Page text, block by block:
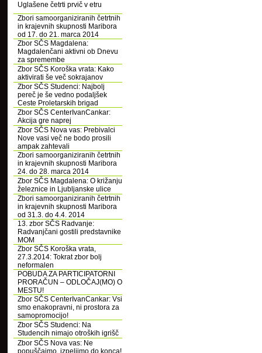
Uglašene četrti prvič v etru
Zbori samoorganiziranih četrtnih
in krajevnih skupnosti Maribora
od 17. do 21. marca 2014
Zbor SČS Magdalena:
Magdalenčani aktivni ob Dnevu
za spremembe
Zbor SČS Koroška vrata: Kako
aktivirati še več sokrajanov
Zbor SČS Studenci: Najbolj
pereč je še vedno podaljšek
Ceste Proletarskih brigad
Zbor SČS CenterIvanCankar:
Akcija gre naprej
Zbor SČS Nova vas: Prebivalci
Nove vasi več ne bodo prosili
ampak zahtevali
Zbori samoorganiziranih četrtnih
in krajevnih skupnosti Maribora
24. do 28. marca 2014
Zbor SČS Magdalena: O križanju
železnice in Ljubljanske ulice
Zbori samoorganiziranih četrtnih
in krajevnih skupnosti Maribora
od 31.3. do 4.4. 2014
13. zbor SČS Radvanje:
Radvanjčani gostili predstavnike
MOM
Zbor SČS Koroška vrata,
27.3.2014: Tokrat zbor bolj
neformalen
POBUDA ZA PARTICIPATORNI
PRORAČUN – ODLOČAJ(MO) O
MESTU!
Zbor SČS CenterIvanCankar: Vsi
smo enakopravni, ni prostora za
samopromocijo!
Zbor SČS Studenci: Na
Studencih nimajo otroških igrišč
Zbor SČS Nova vas: Ne
popuščajmo, izpeljimo do konca!